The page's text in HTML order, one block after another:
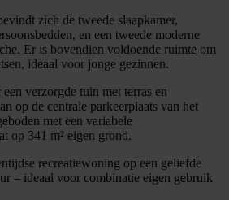
zich de tweede slaapkamer,
en een tweede moderne
Er is bovendien voldoende ruimte om
ideaal voor jonge gezinnen.
verzorgde tuin met terras en
op de centrale parkeerplaats van het
met een variabele
op 341 m² eigen grond.
recreatiewoning op een geliefde
– ideaal voor combinatie eigen gebruik